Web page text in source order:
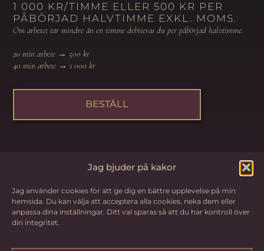
Jag bjuder på kakor
Jag använder cookies för att ge dig en bättre upplevelse på min
hemsida. Du kan välja att acceptera alla cookies, neka dem eller
anpassa dina inställningar. Ditt val sparas så att du har kontroll över
din integritet.
1 000 KR/TIMME ELLER 500 KR PER
PÅBÖRJAD HALVTIMME EXKL. MOMS.
Om arbetet tar mindre än en timme debiteras du per påbörjad halvtimme.
20 min arbete → 500 kr
40 min arbete → 1 000 kr
BESTÄLL
Information
Kontakt
Arbeta